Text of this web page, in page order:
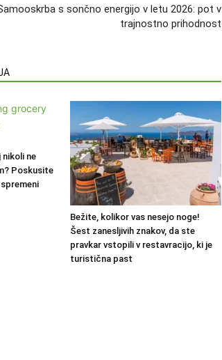
s sončno energijo v letu 2026: pot v
trajnostno prihodnost
ne
Poskusite
Bežite, kolikor vas nesejo noge!
Šest zanesljivih znakov, da ste
pravkar vstopili v restavracijo, ki je
turistična past